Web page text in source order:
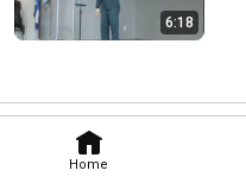
Home
6:18